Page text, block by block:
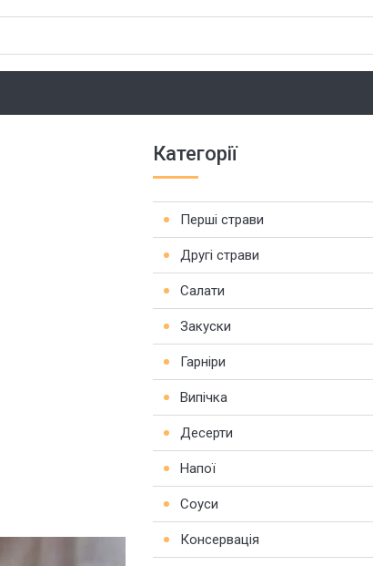
Категорії
Перші страви
Другі страви
Салати
Закуски
Гарніри
Випічка
Десерти
Напої
Соуси
Консервація